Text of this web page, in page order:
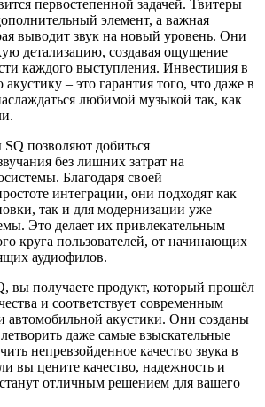
первостепенной задачей. Твитеры
элемент, а важная
выводит звук на новый уровень. Они
детализацию, создавая ощущение
каждого выступления. Инвестиция в
– это гарантия того, что даже в
любимой музыкой так, как
позволяют добиться
без лишних затрат на
Благодаря своей
интеграции, они подходят как
так и для модернизации уже
Это делает их привлекательным
круга пользователей, от начинающих
аудиофилов.
вы получаете продукт, который прошёл
и соответствует современным
автомобильной акустики. Они созданы
даже самые взыскательные
непревзойденное качество звука в
вы цените качество, надежность и
отличным решением для вашего